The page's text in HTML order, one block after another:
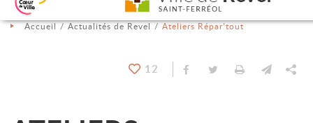
Aller au contenu
Aller au menu
Aller à la recherche
Changer le contraste
Accueil Actualités de Revel Ateliers Répar’tout
12 Partager sur Facebook
Partager sur
Imprimer